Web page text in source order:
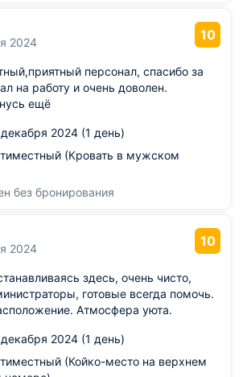
2024
10
персонал, спасибо за
на работу и очень доволен.
ещё
2024 (1 день)
(Кровать в мужском
без бронирования
2024
10
здесь, очень чисто,
готовые всегда помочь.
Атмосфера уюта.
2024 (1 день)
(Койко-место на верхнем